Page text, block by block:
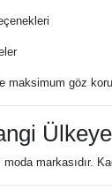
maksimum göz
markasıdır.